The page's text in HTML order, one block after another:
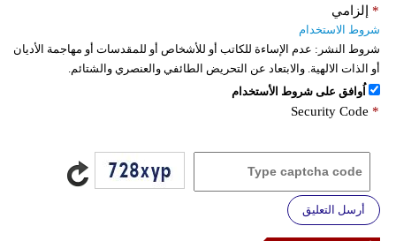
إلزامي *
شروط الاستخدام
شروط النشر: عدم الإساءة للكاتب أو للأشخاص أو للمقدسات أو مهاجمة الأديان
أو الذات الالهية. والابتعاد عن التحريض الطائفي والعنصري والشتائم.
اُوافق على شروط الأستخدام
Security Code *
أرسل التعليق